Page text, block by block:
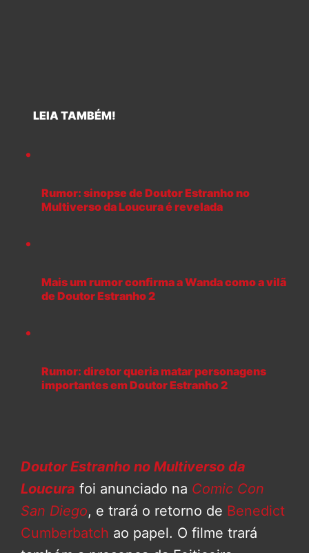
LEIA TAMBÉM!
Rumor: sinopse de Doutor Estranho no
Multiverso da Loucura é revelada
Mais um rumor confirma a Wanda como a vilã
de Doutor Estranho 2
Rumor: diretor queria matar personagens
importantes em Doutor Estranho 2
Doutor Estranho no Multiverso da
Loucura foi anunciado na Comic Con
San Diego, e trará o retorno de Benedict
Cumberbatch ao papel. O filme trará